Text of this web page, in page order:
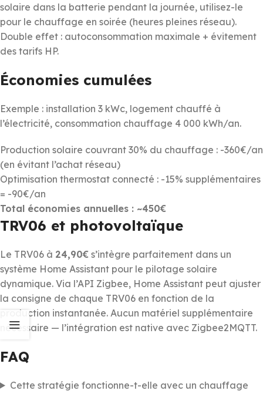
solaire dans la batterie pendant la journée, utilisez-le
pour le chauffage en soirée (heures pleines réseau).
Double effet : autoconsommation maximale + évitement
des tarifs HP.
Économies cumulées
Exemple : installation 3 kWc, logement chauffé à
l’électricité, consommation chauffage 4 000 kWh/an.
Production solaire couvrant 30% du chauffage : -360€/an
(en évitant l’achat réseau)
Optimisation thermostat connecté : -15% supplémentaires
= -90€/an
Total économies annuelles : ~450€
TRV06 et photovoltaïque
Le TRV06 à 24,90€ s’intègre parfaitement dans un
système Home Assistant pour le pilotage solaire
dynamique. Via l’API Zigbee, Home Assistant peut ajuster
la consigne de chaque TRV06 en fonction de la
production instantanée. Aucun matériel supplémentaire
nécessaire — l’intégration est native avec Zigbee2MQTT.
FAQ
Cette stratégie fonctionne-t-elle avec un chauffage